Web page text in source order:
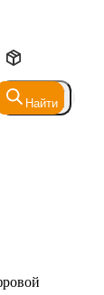
Найти
Найти